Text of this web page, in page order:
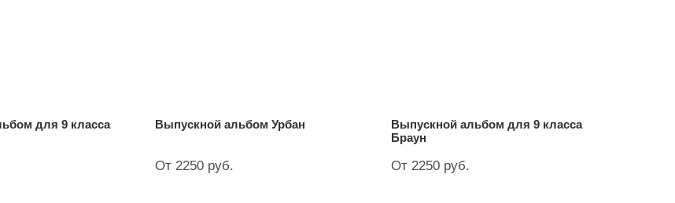
для 9 класса
Выпускной альбом Урбан
От 2250 руб.
Выпускной альбом для 9 класса
Браун
От 2250 руб.